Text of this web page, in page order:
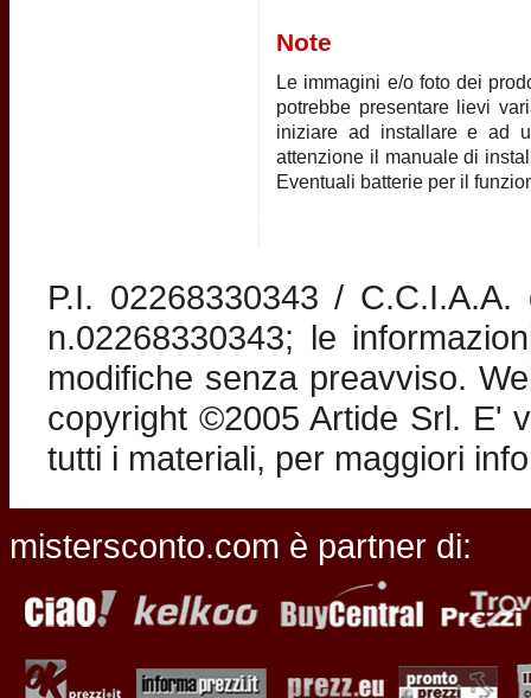
Note
Le immagini e/o foto dei
potrebbe presentare lievi
iniziare ad installare e ad
attenzione il manuale di
Eventuali batterie per il
P.I. 02268330343 /
n.02268330343; le
modifiche senza preavviso.
copyright ©2005 Artide Srl. E'
tutti i materiali, per maggiori
mistersconto.com è partner di: